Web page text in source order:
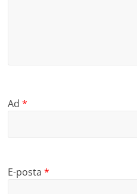
Ad*
E-posta*